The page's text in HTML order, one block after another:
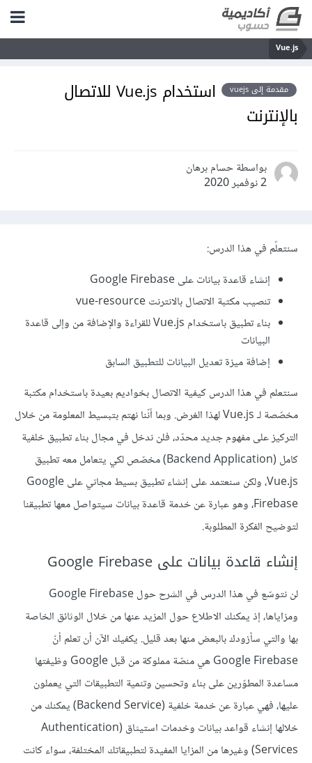
Vue.js
مقدمة إلى vuejs
استخدام Vue.js للاتصال
بالإنترنت
بواسطة حسام برهان
2 نوفمبر 2020
سنتعلّم في هذا الدرس:
إنشاء قاعدة بيانات على Google Firebase
تنصيب مكتبة الاتصال بالانترنت vue-resource
بناء تطبيق باستخدام Vue.js للقراءة والإضافة من وإلى قاعدة
البيانات
إضافة ميزة تعديل البيانات للتطبيق السابق
سنتعلم في هذا الدرس كيفية الاتصال بخواديم بعيدة باستخدام مكتبة
مخصّصة لـ Vue.js لهذا الغرض. وبما أنّنا نهتم بتبسيط المعلومة من خلال
التركيز على مفهوم جديد محدّد، فلن ندخل في مجال بناء تطبيق خلفية
كامل (Backend Application) مخصّص لكي يتعامل معه تطبيق
Vue.js، ولكن سنعتمد على إنشاء تطبيق بسيط مجاني على Google
Firebase، وهو عبارة عن خدمة قاعدة بيانات سيتواصل معها تطبيقنا
لتوضيح الفكرة المطلوبة.
إنشاء قاعدة بيانات على Google Firebase
لن نتوسّع في هذا الدرس في الشرح حول Google Firebase
ومزاياها، إذ يمكنك الاطلاع حول المزيد عنها من خلال الوثائق الخاصة
بها والتي سأزودك بالبعض منها بعد قليل. يكفيك الآن أن تعلم أنّ
Google Firebase هي منصّة مملوكة من قبل Google وظيفتها
مساعدة المطوّرين على بناء وتحسين وتنمية التطبيقات التي يعملون
عليها، فهي عبارة عن خدمة خلفية (Backend Service) يمكنك من
خلالها إنشاء قواعد بيانات وخدمات استيثاق (Authentication
Services) وغيرها من المزايا المفيدة لتطبيقاتك المختلفة، سواء كانت